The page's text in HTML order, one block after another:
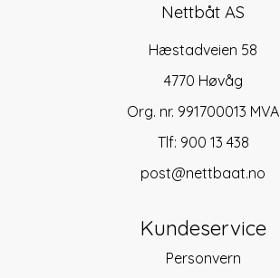
Nettbåt AS
Hæstadveien 58
4770 Høvåg
Org. nr. 991700013 MVA
Tlf: 900 13 438
post@nettbaat.no
Kundeservice
Personvern